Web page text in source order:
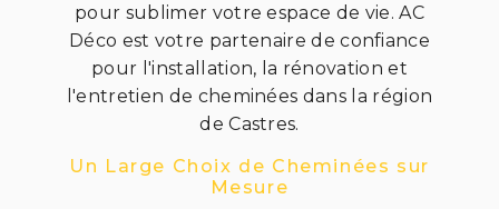
pour sublimer votre espace de vie. AC
Déco est votre partenaire de confiance
pour l'installation, la rénovation et
l'entretien de cheminées dans la région
de Castres.
Un Large Choix de Cheminées sur
Mesure